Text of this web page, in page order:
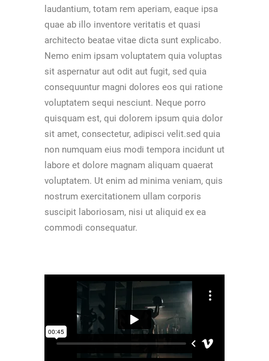
laudantium, totam rem aperiam, eaque ipsa
quae ab illo inventore veritatis et quasi
architecto beatae vitae dicta sunt explicabo.
Nemo enim ipsam voluptatem quia voluptas
sit aspernatur aut odit aut fugit, sed quia
consequuntur magni dolores eos qui ratione
voluptatem sequi nesciunt. Neque porro
quisquam est, qui dolorem ipsum quia dolor
sit amet, consectetur, adipisci velit.sed quia
non numquam eius modi tempora incidunt ut
labore et dolore magnam aliquam quaerat
voluptatem. Ut enim ad minima veniam, quis
nostrum exercitationem ullam corporis
suscipit laboriosam, nisi ut aliquid ex ea
commodi consequatur.